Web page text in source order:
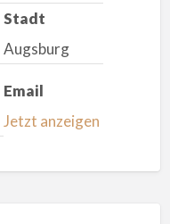
Stadt
Augsburg
Email
Jetzt anzeigen